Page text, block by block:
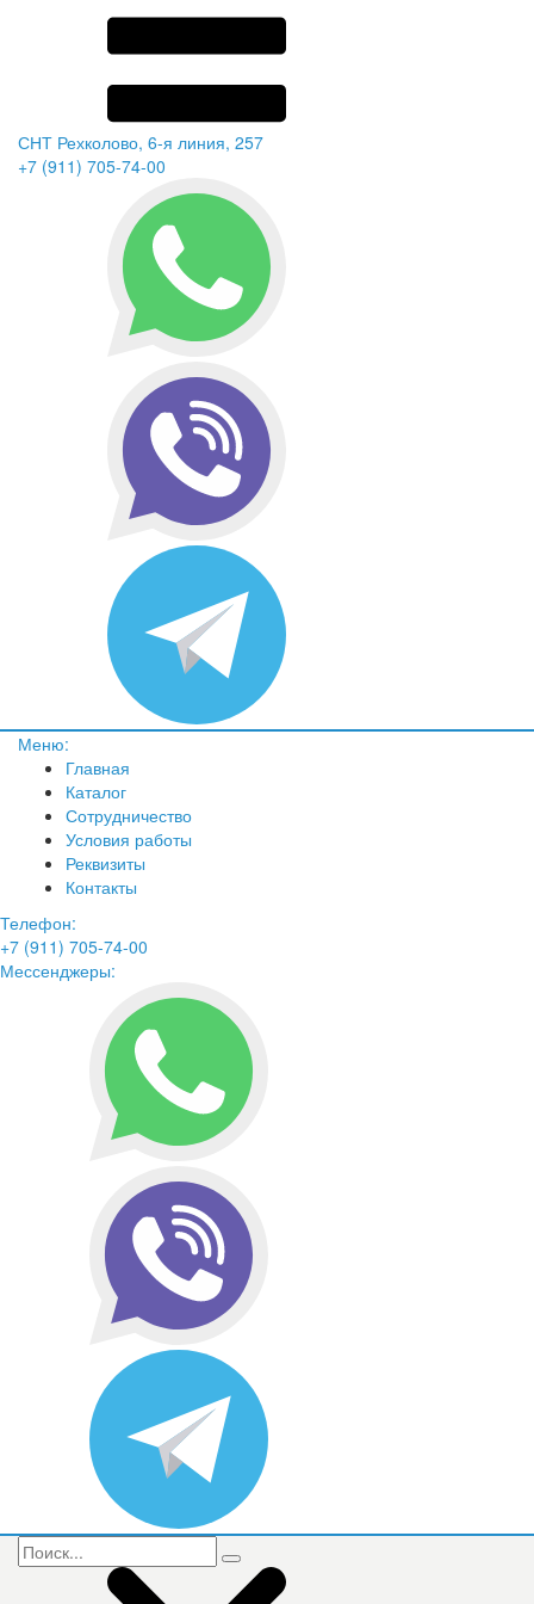
СНТ Рехколово, 6-я линия, 257
+7 (911) 705-74-00
Меню:
Главная
Каталог
Сотрудничество
Условия работы
Реквизиты
Контакты
Телефон:
+7 (911) 705-74-00
Мессенджеры: